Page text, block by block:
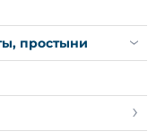
простыни